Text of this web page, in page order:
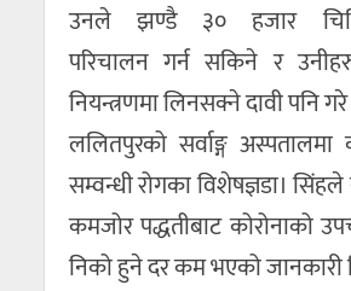
उनले झण्डै ३० हजार
परिचालन गर्न सकिने र
नियन्त्रणमा लिनसक्ने दावी पनि गरे
ललितपुरको सर्वाङ्ग
सम्वन्धी रोगका विशेषज्ञडा।
कमजोर पद्धतीबाट कोरोनाको
निको हुने दर कम भएको जानकारी